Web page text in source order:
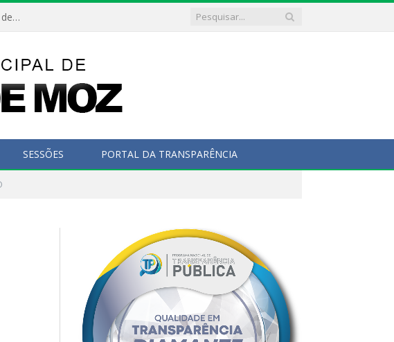
Hoje dia 05 de julho aconteceu no plenário da Camara Municipal de Porto de Moz a Sessão Solene de Abertura dos Trabalhos Legislativos 2º Período da 23ª Legislatura
SESSÕES PORTAL DA TRANSPARÊNCIA